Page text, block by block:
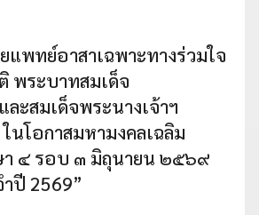
แพทย์อาสาเฉพาะทางร่วมใจ
พระบาทสมเด็จ
ะสมเด็จพระนางเจ้าฯ
นโอกาสมหามงคลเฉลิม
๔ รอบ ๓ มิถุนายน ๒๕๖๙
ปี 2569”